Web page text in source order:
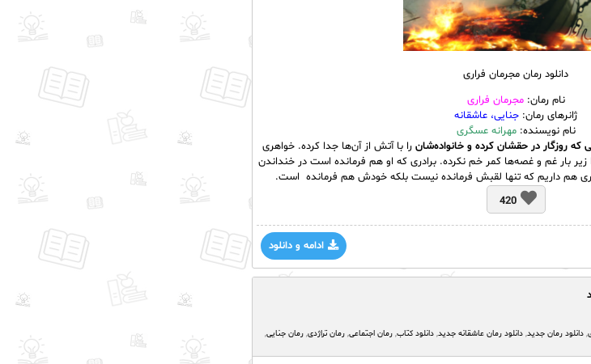
دانلود رمان مجرمان فراری
نام رمان:مجرمان فراری
ژانرهای رمان: جنایی، عاشقانه
نام نویسنده:مهرانه عسگری
که روزگار در حقشان کرده و خانواده‌شان را با آتش از آن‌ها جدا کرده. خواهری
بار غم و غصه‌ها کمر خم نکرده. برادری که او هم فرمانده است در خنداندن
هم داریم که تنها لقبش فرمانده نیست بلکه خودش هم فرمانده است.
420
ادامه و دانلود
, دانلود رمان جدید, دانلود رمان عاشقانه جدید, دانلود کتاب, رمان اجتماعی, رمان تراژدی, رمان جنایی,